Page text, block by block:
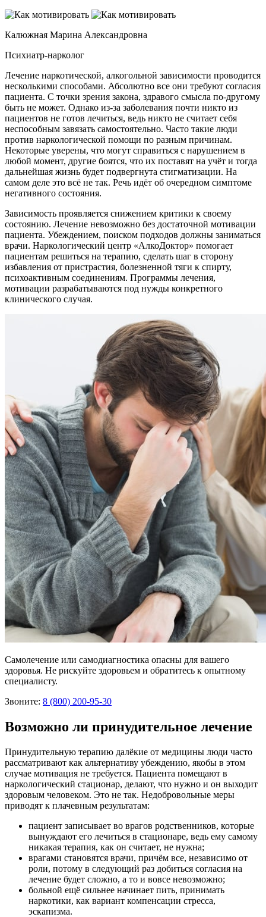
Калюжная Марина Александровна
Психиатр-нарколог
Лечение наркотической, алкогольной зависимости проводится
несколькими способами. Абсолютно все они требуют согласия
пациента. С точки зрения закона, здравого смысла по-другому
быть не может. Однако из-за заболевания почти никто из
пациентов не готов лечиться, ведь никто не считает себя
неспособным завязать самостоятельно. Часто такие люди
против наркологической помощи по разным причинам.
Некоторые уверены, что могут справиться с нарушением в
любой момент, другие боятся, что их поставят на учёт и тогда
дальнейшая жизнь будет подвергнута стигматизации. На
самом деле это всё не так. Речь идёт об очередном симптоме
негативного состояния.
Зависимость проявляется снижением критики к своему
состоянию. Лечение невозможно без достаточной мотивации
пациента. Убеждением, поиском подходов должны заниматься
врачи. Наркологический центр «АлкоДоктор» помогает
пациентам решиться на терапию, сделать шаг в сторону
избавления от пристрастия, болезненной тяги к спирту,
психоактивным соединениям. Программы лечения,
мотивации разрабатываются под нужды конкретного
клинического случая.
Самолечение или самодиагностика опасны для вашего
здоровья. Не рискуйте здоровьем и обратитесь к опытному
специалисту.
Звоните: 8 (800) 200-95-30
Возможно ли принудительное лечение
Принудительную терапию далёкие от медицины люди часто
рассматривают как альтернативу убеждению, якобы в этом
случае мотивация не требуется. Пациента помещают в
наркологический стационар, делают, что нужно и он выходит
здоровым человеком. Это не так. Недобровольные меры
приводят к плачевным результатам:
пациент записывает во врагов родственников, которые
вынуждают его лечиться в стационаре, ведь ему самому
никакая терапия, как он считает, не нужна;
врагами становятся врачи, причём все, независимо от
роли, потому в следующий раз добиться согласия на
лечение будет сложно, а то и вовсе невозможно;
больной ещё сильнее начинает пить, принимать
наркотики, как вариант компенсации стресса,
эскапизма.